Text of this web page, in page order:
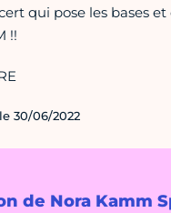
de Nora Kamm
qui pose les bases et
!!
30/06/2022